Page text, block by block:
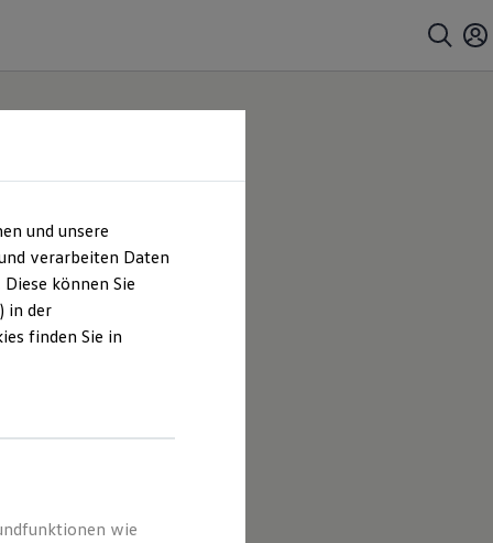
und unsere
verarbeiten Daten
können Sie
in der
finden Sie in
wie